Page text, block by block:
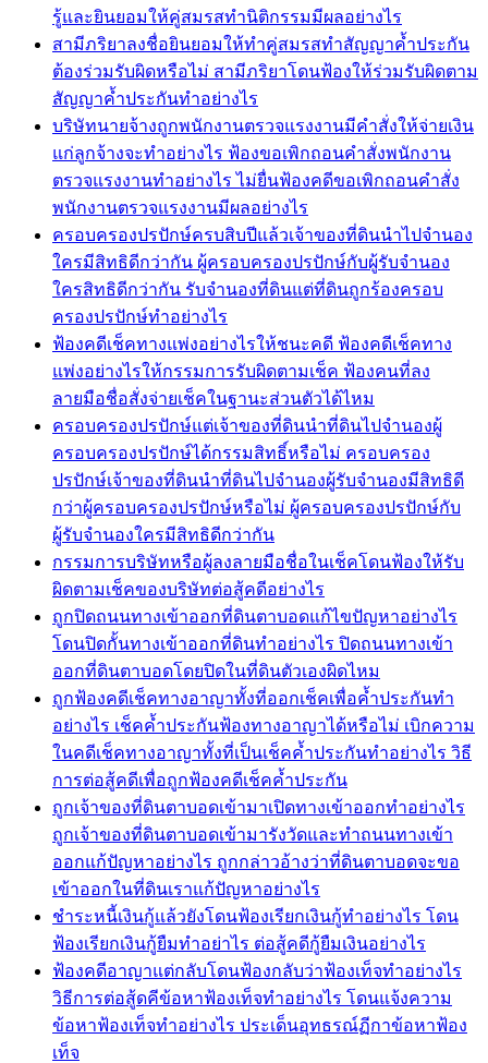
รู้และยินยอมให้คู่สมรสทำนิติกรรมมีผลอย่างไร
สามีภริยาลงชื่อยินยอมให้ทำคู่สมรสทำสัญญาค้ำประกัน
ต้องร่วมรับผิดหรือไม่ สามีภริยาโดนฟ้องให้ร่วมรับผิดตาม
สัญญาค้ำประกันทำอย่างไร
บริษัทนายจ้างถูกพนักงานตรวจแรงงานมีคำสั่งให้จ่ายเงิน
แก่ลูกจ้างจะทำอย่างไร ฟ้องขอเพิกถอนคำสั่งพนักงาน
ตรวจแรงงานทำอย่างไร ไม่ยื่นฟ้องคดีขอเพิกถอนคำสั่ง
พนักงานตรวจแรงงานมีผลอย่างไร
ครอบครองปรปักษ์ครบสิบปีแล้วเจ้าของที่ดินนำไปจำนอง
ใครมีสิทธิดีกว่ากัน ผู้ครอบครองปรปักษ์กับผู้รับจำนอง
ใครสิทธิดีกว่ากัน รับจำนองที่ดินแต่ที่ดินถูกร้องครอบ
ครองปรปักษ์ทำอย่างไร
ฟ้องคดีเช็คทางแพ่งอย่างไรให้ชนะคดี ฟ้องคดีเช็คทาง
แพ่งอย่างไรให้กรรมการรับผิดตามเช็ค ฟ้องคนที่ลง
ลายมือชื่อสั่งจ่ายเช็คในฐานะส่วนตัวได้ไหม
ครอบครองปรปักษ์แต่เจ้าของที่ดินนำที่ดินไปจำนองผู้
ครอบครองปรปักษ์ได้กรรมสิทธิ์หรือไม่ ครอบครอง
ปรปักษ์เจ้าของที่ดินนำที่ดินไปจำนองผู้รับจำนองมีสิทธิดี
กว่าผู้ครอบครองปรปักษ์หรือไม่ ผู้ครอบครองปรปักษ์กับ
ผู้รับจำนองใครมีสิทธิดีกว่ากัน
กรรมการบริษัทหรือผู้ลงลายมือชื่อในเช็คโดนฟ้องให้รับ
ผิดตามเช็คของบริษัทต่อสู้คดีอย่างไร
ถูกปิดถนนทางเข้าออกที่ดินตาบอดแก้ไขปัญหาอย่างไร
โดนปิดกั้นทางเข้าออกที่ดินทำอย่างไร ปิดถนนทางเข้า
ออกที่ดินตาบอดโดยปิดในที่ดินตัวเองผิดไหม
ถูกฟ้องคดีเช็คทางอาญาทั้งที่ออกเช็คเพื่อค้ำประกันทำ
อย่างไร เช็คค้ำประกันฟ้องทางอาญาได้หรือไม่ เบิกความ
ในคดีเช็คทางอาญาทั้งที่เป็นเช็คค้ำประกันทำอย่างไร วิธี
การต่อสู้คดีเพื่อถูกฟ้องคดีเช็คค้ำประกัน
ถูกเจ้าของที่ดินตาบอดเข้ามาเปิดทางเข้าออกทำอย่างไร
ถูกเจ้าของที่ดินตาบอดเข้ามารังวัดและทำถนนทางเข้า
ออกแก้ปัญหาอย่างไร ถูกกล่าวอ้างว่าที่ดินตาบอดจะขอ
เข้าออกในที่ดินเราแก้ปัญหาอย่างไร
ชำระหนี้เงินกู้แล้วยังโดนฟ้องเรียกเงินกู้ทำอย่างไร โดน
ฟ้องเรียกเงินกู้ยืมทำอย่าไร ต่อสู้คดีกู้ยืมเงินอย่างไร
ฟ้องคดีอาญาแต่กลับโดนฟ้องกลับว่าฟ้องเท็จทำอย่างไร
วิธีการต่อสู้ดคีข้อหาฟ้องเท็จทำอย่างไร โดนแจ้งความ
ข้อหาฟ้องเท็จทำอย่างไร ประเด็นอุทธรณ์ฏีกาข้อหาฟ้อง
เท็จ